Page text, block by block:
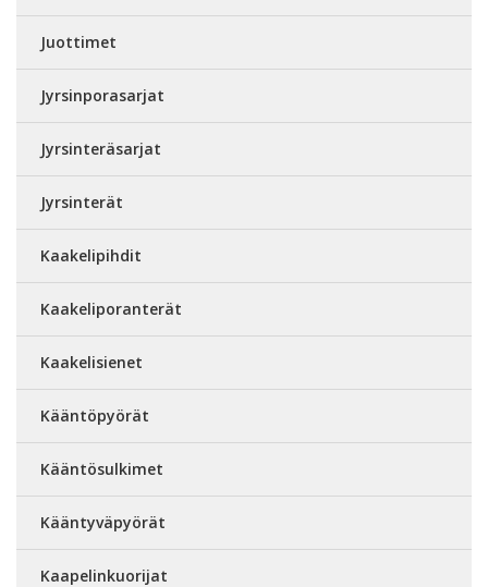
Juottimet
Jyrsinporasarjat
Jyrsinteräsarjat
Jyrsinterät
Kaakelipihdit
Kaakeliporanterät
Kaakelisienet
Kääntöpyörät
Kääntösulkimet
Kääntyväpyörät
Kaapelinkuorijat